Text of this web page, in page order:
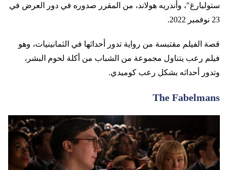
ستولبارغ"، وأندريه هولاند، من المقرر صدوره في دور العرض في
23 نوفمبر 2022.
قصة الفيلم مقتبسة من رواية تدور أحداثها في الثمانينيات، وهو
فيلم رعب يتناول مجموعة من الشباب من أكلة لحوم البشر،
وتدور أحداثه بشكل رعب كوميدي.
The Fabelmans